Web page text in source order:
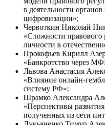
в деятельности
цифровизации»;
Червоткин Николай
«Сложности правового
личности в
Прокофьев Кирилл
«Банкротство через
Львова Анастасия
«Влияние онлайн-
систему РФ»;
Шрамко Александра
«Перспективы развития
полученных из сети